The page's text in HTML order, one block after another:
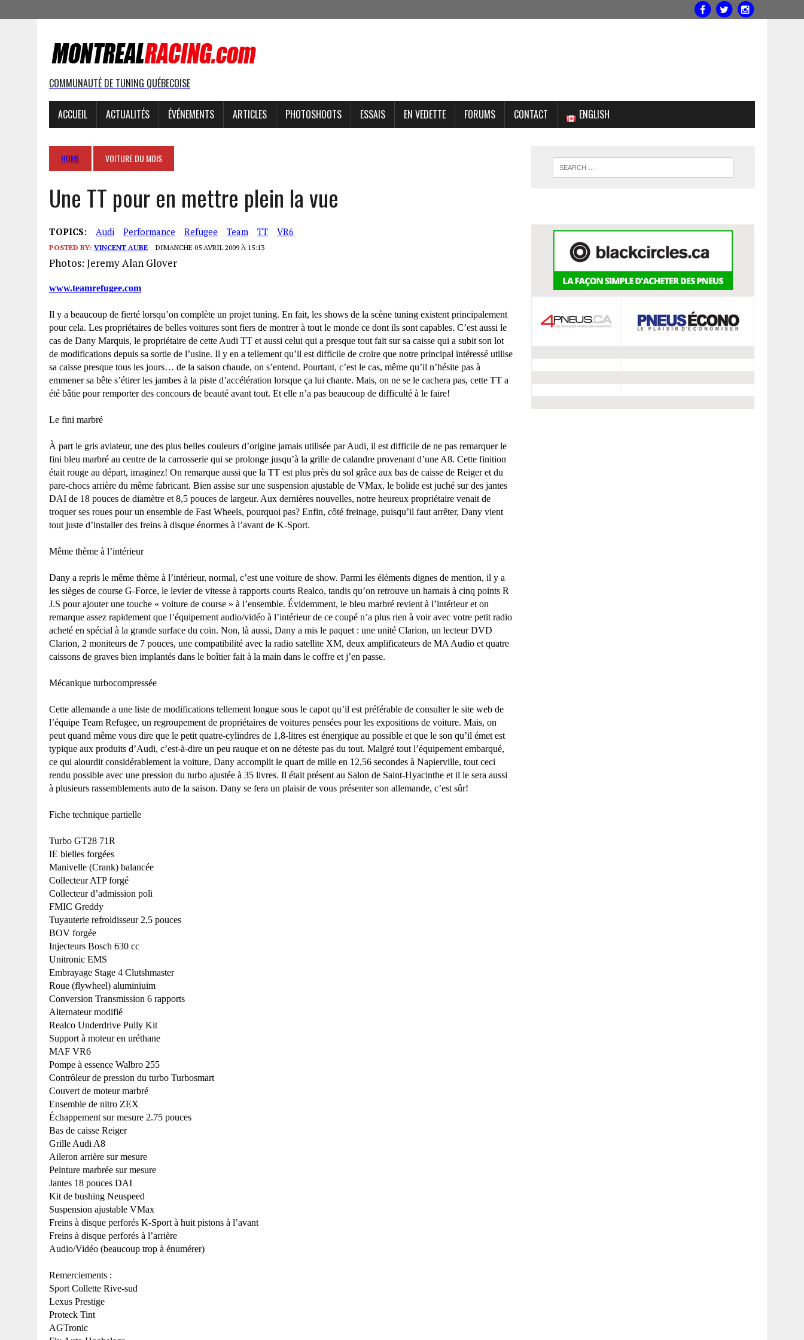
COMMUNAUTÉ DE TUNING QUÉBECOISE
ACCUEIL ACTUALITÉS ÉVÉNEMENTS ARTICLES PHOTOSHOOTS ESSAIS EN VEDETTE FORUMS CONTACT ENGLISH
HOME VOITURE DU MOIS
Une TT pour en mettre plein la vue
TOPICS: Audi Performance Refugee Team TT VR6
POSTED BY: VINCENT AUBE DIMANCHE 05 AVRIL 2009 À 15:13
Photos: Jeremy Alan Glover
www.teamrefugee.com
Il y a beaucoup de fierté lorsqu’on complète un projet tuning. En fait, les shows de la scène tuning existent principalement
pour cela. Les propriétaires de belles voitures sont fiers de montrer à tout le monde ce dont ils sont capables. C’est aussi le
cas de Dany Marquis, le propriétaire de cette Audi TT et aussi celui qui a presque tout fait sur sa caisse qui a subit son lot
de modifications depuis sa sortie de l’usine. Il y en a tellement qu’il est difficile de croire que notre principal intéressé utilise
sa caisse presque tous les jours… de la saison chaude, on s’entend. Pourtant, c’est le cas, même qu’il n’hésite pas à
emmener sa bête s’étirer les jambes à la piste d’accélération lorsque ça lui chante. Mais, on ne se le cachera pas, cette TT a
été bâtie pour remporter des concours de beauté avant tout. Et elle n’a pas beaucoup de difficulté à le faire!
Le fini marbré
À part le gris aviateur, une des plus belles couleurs d’origine jamais utilisée par Audi, il est difficile de ne pas remarquer le
fini bleu marbré au centre de la carrosserie qui se prolonge jusqu’à la grille de calandre provenant d’une A8. Cette finition
était rouge au départ, imaginez! On remarque aussi que la TT est plus près du sol grâce aux bas de caisse de Reiger et du
pare-chocs arrière du même fabricant. Bien assise sur une suspension ajustable de VMax, le bolide est juché sur des jantes
DAI de 18 pouces de diamètre et 8,5 pouces de largeur. Aux dernières nouvelles, notre heureux propriétaire venait de
troquer ses roues pour un ensemble de Fast Wheels, pourquoi pas? Enfin, côté freinage, puisqu’il faut arrêter, Dany vient
tout juste d’installer des freins à disque énormes à l’avant de K-Sport.
Même thème à l’intérieur
Dany a repris le même thème à l’intérieur, normal, c’est une voiture de show. Parmi les éléments dignes de mention, il y a
les sièges de course G-Force, le levier de vitesse à rapports courts Realco, tandis qu’on retrouve un harnais à cinq points R
J.S pour ajouter une touche « voiture de course » à l’ensemble. Évidemment, le bleu marbré revient à l’intérieur et on
remarque assez rapidement que l’équipement audio/vidéo à l’intérieur de ce coupé n’a plus rien à voir avec votre petit radio
acheté en spécial à la grande surface du coin. Non, là aussi, Dany a mis le paquet : une unité Clarion, un lecteur DVD
Clarion, 2 moniteurs de 7 pouces, une compatibilité avec la radio satellite XM, deux amplificateurs de MA Audio et quatre
caissons de graves bien implantés dans le boîtier fait à la main dans le coffre et j’en passe.
Mécanique turbocompressée
Cette allemande a une liste de modifications tellement longue sous le capot qu’il est préférable de consulter le site web de
l’équipe Team Refugee, un regroupement de propriétaires de voitures pensées pour les expositions de voiture. Mais, on
peut quand même vous dire que le petit quatre-cylindres de 1,8-litres est énergique au possible et que le son qu’il émet est
typique aux produits d’Audi, c’est-à-dire un peu rauque et on ne déteste pas du tout. Malgré tout l’équipement embarqué,
ce qui alourdit considérablement la voiture, Dany accomplit le quart de mille en 12,56 secondes à Napierville, tout ceci
rendu possible avec une pression du turbo ajustée à 35 livres. Il était présent au Salon de Saint-Hyacinthe et il le sera aussi
à plusieurs rassemblements auto de la saison. Dany se fera un plaisir de vous présenter son allemande, c’est sûr!
Fiche technique partielle
Turbo GT28 71R
IE bielles forgées
Manivelle (Crank) balancée
Collecteur ATP forgé
Collecteur d’admission poli
FMIC Greddy
Tuyauterie refroidisseur 2,5 pouces
BOV forgée
Injecteurs Bosch 630 cc
Unitronic EMS
Embrayage Stage 4 Clutshmaster
Roue (flywheel) aluminiuim
Conversion Transmission 6 rapports
Alternateur modifié
Realco Underdrive Pully Kit
Support à moteur en uréthane
MAF VR6
Pompe à essence Walbro 255
Contrôleur de pression du turbo Turbosmart
Couvert de moteur marbré
Ensemble de nitro ZEX
Échappement sur mesure 2.75 pouces
Bas de caisse Reiger
Grille Audi A8
Aileron arrière sur mesure
Peinture marbrée sur mesure
Jantes 18 pouces DAI
Kit de bushing Neuspeed
Suspension ajustable VMax
Freins à disque perforés K-Sport à huit pistons à l’avant
Freins à disque perforés à l’arrière
Audio/Vidéo (beaucoup trop à énumérer)
Remerciements :
Sport Collette Rive-sud
Lexus Prestige
Proteck Tint
AGTronic